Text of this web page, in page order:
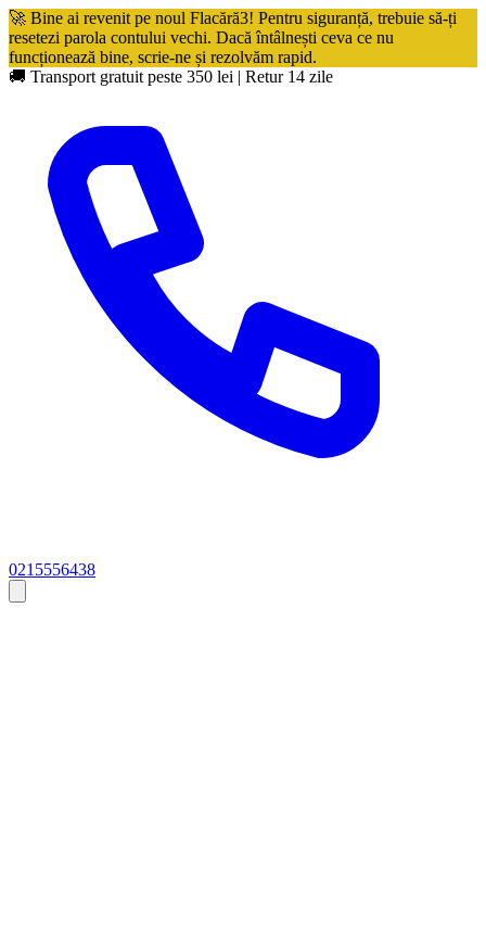
🚀 Bine ai revenit pe noul Flacără3! Pentru siguranță, trebuie să-ți
resetezi parola contului vechi. Dacă întâlnești ceva ce nu
funcționează bine, scrie-ne și rezolvăm rapid.
🚚 Transport gratuit peste 350 lei | Retur 14 zile
0215556438